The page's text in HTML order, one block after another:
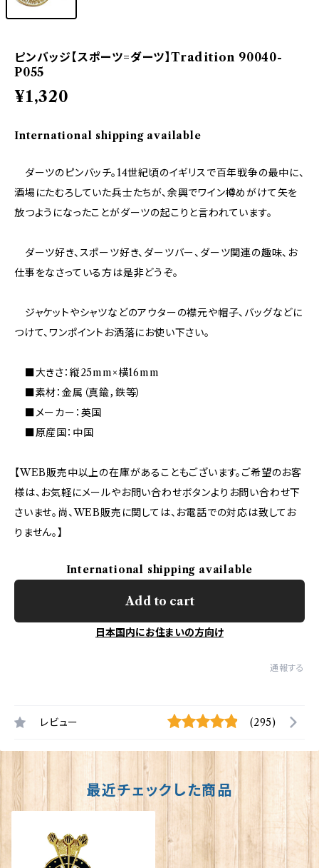
ピンバッジ【スポーツ=ダーツ】Tradition 90040-
P055
¥1,320
International shipping available
ダーツのピンバッチ。14世紀頃のイギリスで百年戦争の最中に、
酒場にたむろしていた兵士たちが、余興でワイン樽めがけて矢を
放つようになったことがダーツの起こりと言われています。
ダーツ好き、スポーツ好き、ダーツバー、ダーツ関連の趣味、お
仕事をなさっている方は是非どうぞ。
ジャケットやシャツなどのアウターの襟元や帽子、バッグなどに
つけて、ワンポイントお洒落にお使い下さい。
■大きさ：縦25mm×横16mm
■素材：金属（真鍮，鉄等）
■メーカー：英国
■原産国：中国
【WEB販売中以上の在庫があることもございます。ご希望のお客
様は、お気軽にメールやお問い合わせボタンよりお問い合わせ下
さいませ。尚、WEB販売に関しては、お電話での対応は致してお
りません。】
International shipping available
Add to cart
日本国内にお住まいの方向け
通報する
レビュー (295)
最近チェックした商品